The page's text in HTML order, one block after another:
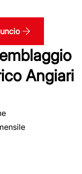
Angiari